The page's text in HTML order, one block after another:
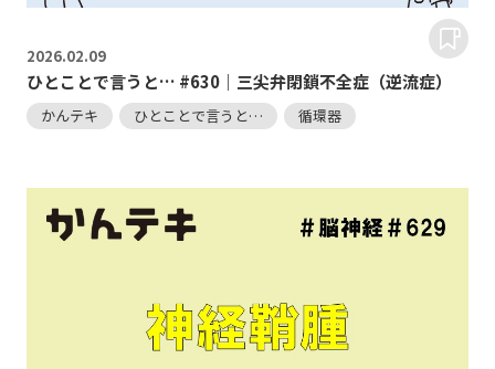
2026.02.09
ひとことで言うと… #630｜三尖弁閉鎖不全症（逆流症）
かんテキ ひとことで言うと… 循環器